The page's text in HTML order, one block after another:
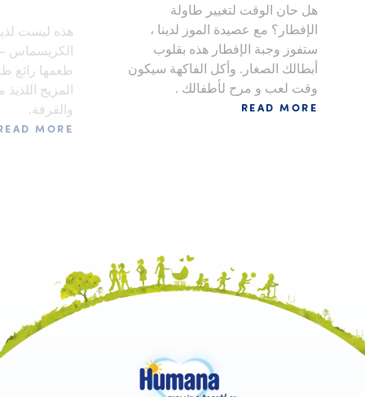
هل حان الوقت لتغيير طاولة
الإفطار؟ مع عصيدة الموز لدينا ،
ستفوز وجبة الإفطار هذه بقلوب
أبطالك الصغار. وأكل الفاكهة سيكون
وقت لعب و مرح لأطفالك .
READ MORE
هذه ليست
الكريسماس -
طعمها رائع
المزيج اللذيذ
والقرفة.
MORE